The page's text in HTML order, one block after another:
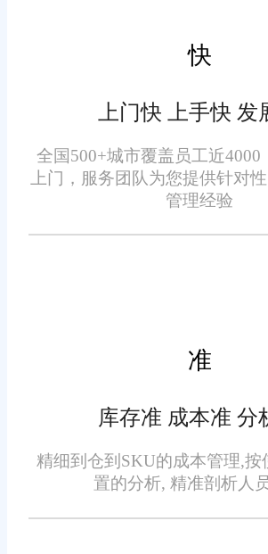
发货，整个流程自动化
减少了人为错误的可能
还支持多种支付方式，
快速完成交易。通过优
理流程，企业能够缩短
期，提高服务质量。
三、精准数据分析
数据是企业决策的
据。旺店通进销存管理
从而降低运营成本，提
四、灵活的报告生成
报告是企业管理的
许用户自定义报告模板
要生成各种类型的报告
报告、库存报告、财务
快
上门快 上手快 发
全国500+城市覆盖员工近4000
上门，服务团队为您提供针对
管理经验
准
库存准 成本准 分
精细到仓到SKU的成本管理,按
置的分析, 精准剖析人